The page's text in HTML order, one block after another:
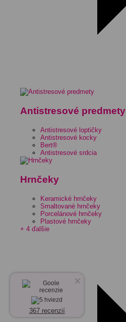
Antistresové predmety
Antistresové loptičky
Antistresové kocky
Bert®
Antistresové srdcia
Hrnčeky
Keramické hrnčeky
Smaltované hrnčeky
Porcelánové hrnčeky
Plastové hrnčeky
+ 4 ďalšie
×
367 recenzií